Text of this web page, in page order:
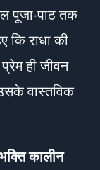
पूजा-पाठ तक
कि राधा की
ही जीवन
वास्तविक
कालीन